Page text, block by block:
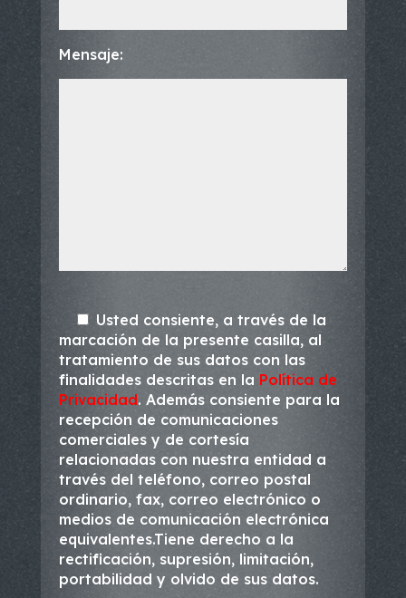
Mensaje:
Usted consiente, a través de la
marcación de la presente casilla, al
tratamiento de sus datos con las
finalidades descritas en la Política de
Privacidad. Además consiente para la
recepción de comunicaciones
comerciales y de cortesía
relacionadas con nuestra entidad a
través del teléfono, correo postal
ordinario, fax, correo electrónico o
medios de comunicación electrónica
equivalentes.Tiene derecho a la
rectificación, supresión, limitación,
portabilidad y olvido de sus datos.